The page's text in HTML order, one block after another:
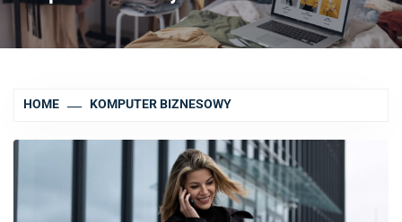
HOME KOMPUTER BIZNESOWY